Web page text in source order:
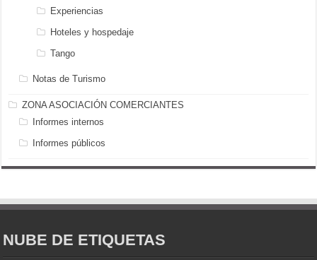
Experiencias
Hoteles y hospedaje
Tango
Notas de Turismo
ZONA ASOCIACIÓN COMERCIANTES
Informes internos
Informes públicos
NUBE DE ETIQUETAS